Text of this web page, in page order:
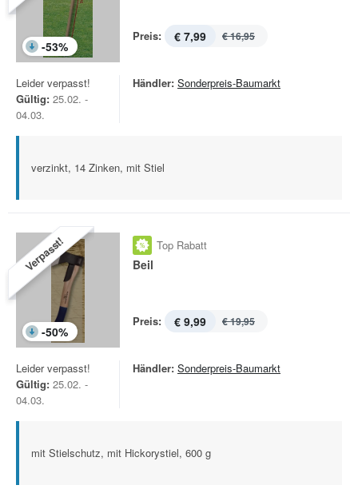
-53%
Preis: € 7,99 € 16,95
Leider verpasst!
Gültig: 25.02. -
04.03.
Händler: Sonderpreis-Baumarkt
verzinkt, 14 Zinken, mit Stiel
Verpasst!
-50%
Top Rabatt
Beil
Preis: € 9,99 € 19,95
Leider verpasst!
Gültig: 25.02. -
04.03.
Händler: Sonderpreis-Baumarkt
mit Stielschutz, mit Hickorystiel, 600 g